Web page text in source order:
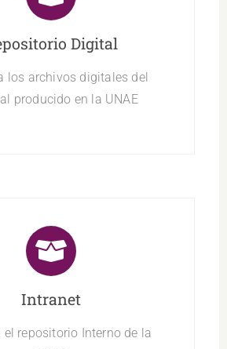
Digital
los archivos digitales del
producido en la UNAE
Intranet
el repositorio Interno de la